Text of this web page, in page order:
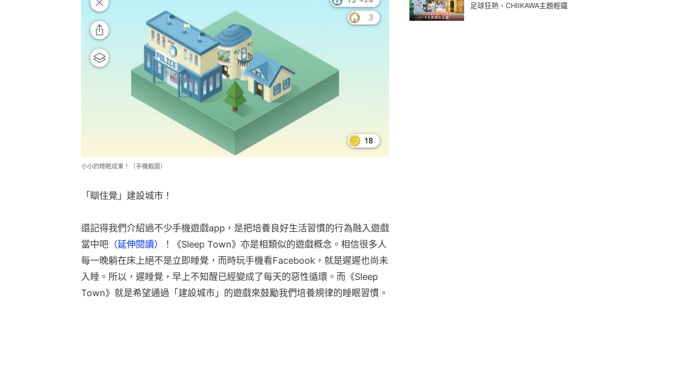
小小的睡眠成果！（手機截圖）
「瞓住覺」建設城市！
還記得我們介紹過不少手機遊戲app，是把培養良好生活習慣的行為融入遊戲
當中吧 （延伸閱讀）
！《Sleep Town》亦是相類似的遊戲概念。相信很多人
每一晚躺在床上絕不是立即睡覺，而時玩手機看Facebook，就是遲遲也尚未
入睡。所以，遲睡覺，早上不知醒已經變成了每天的惡性循環。而《Sleep
Town》就是希望通過「建設城市」的遊戲來鼓勵我們培養規律的睡眠習慣。
足球狂熱、CHIIKAWA主題輕鐵